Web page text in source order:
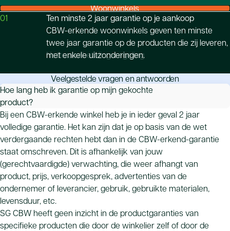
Woonwinkels
01
Ten minste 2 jaar garantie op je aankoop
Nette aanbetalingsregeling
Onpartijdige geschilafhandeling
CBW-erkende woonwinkels geven ten minste
twee jaar garantie op de producten die zij leveren,
met enkele uitzonderingen.
Veelgestelde vragen en antwoorden
Hoe lang heb ik garantie op mijn gekochte
product?
Bij een CBW-erkende winkel heb je in ieder geval 2 jaar
volledige garantie. Het kan zijn dat je op basis van de wet
verdergaande rechten hebt dan in de CBW-erkend-garantie
staat omschreven. Dit is afhankelijk van jouw
(gerechtvaardigde) verwachting, die weer afhangt van
product, prijs, verkoopgesprek, advertenties van de
ondernemer of leverancier, gebruik, gebruikte materialen,
levensduur, etc.
SG CBW heeft geen inzicht in de productgaranties van
specifieke producten die door de winkelier zelf of door de